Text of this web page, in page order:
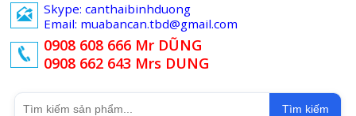
Skype: canthaibinhduong
Email: muabancan.tbd@gmail.com
0908 608 666 Mr DŨNG
0908 662 643 Mrs DUNG
Tìm kiếm